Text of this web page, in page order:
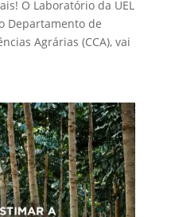
O Laboratório da UEL
Departamento de
Agrárias (CCA), vai